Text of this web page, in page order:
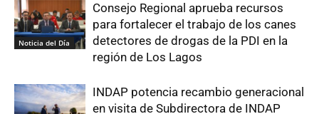
Noticia del Día
Consejo Regional aprueba recursos
para fortalecer el trabajo de los canes
detectores de drogas de la PDI en la
región de Los Lagos
INDAP potencia recambio generacional
en visita de Subdirectora de INDAP